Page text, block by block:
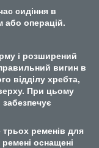
сидіння в
або операцій.
і розширений
вигин в
відділу хребта,
При цьому
ременів для
оснащені